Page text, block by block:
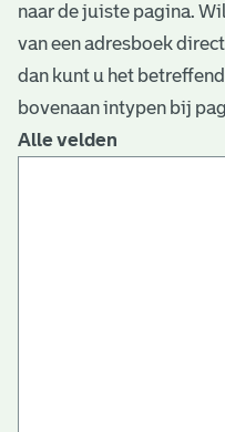
naar de juiste pagina.
van een adresboek
dan kunt u het
bovenaan intypen bij
Alle velden